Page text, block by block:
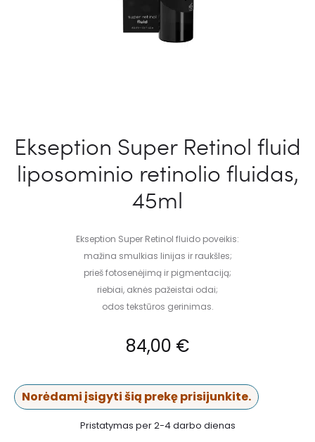
Ekseption Super Retinol fluid
liposominio retinolio fluidas,
45ml
Ekseption Super Retinol fluido poveikis:
mažina smulkias linijas ir raukšles;
priešfotosenėjimą ir pigmentaciją;
riebiai, aknės pažeistai odai;
odos tekstūros gerinimas.
84,00 €
Norėdami įsigyti šią prekę prisijunkite.
Pristatymas per 2-4 darbo dienas